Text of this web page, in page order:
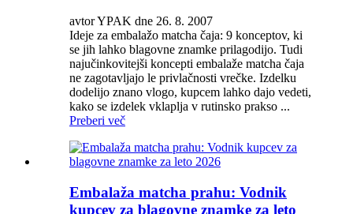
avtor YPAK dne 26. 8. 2007
Ideje za embalažo matcha čaja: 9 konceptov, ki
se jih lahko blagovne znamke prilagodijo. Tudi
najučinkovitejši koncepti embalaže matcha čaja
ne zagotavljajo le privlačnosti vrečke. Izdelku
dodelijo znano vlogo, kupcem lahko dajo vedeti,
kako se izdelek vklaplja v rutinsko prakso ...
Preberi več
Embalaža matcha prahu: Vodnik
kupcev za blagovne znamke za leto